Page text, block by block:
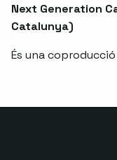
Next Generation
Catalunya)
És una